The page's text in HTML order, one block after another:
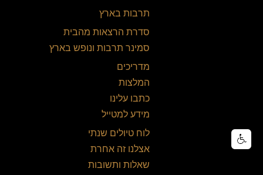
תרבות בארץ
סדרת הרצאות מהבית
סמינר תרבות ונופש בארץ
מדריכים
המלצות
כתבו עלינו
מידע למטייל
לוח טיולים שנתי
אצלנו זה אחרת
שאלות ותשובות